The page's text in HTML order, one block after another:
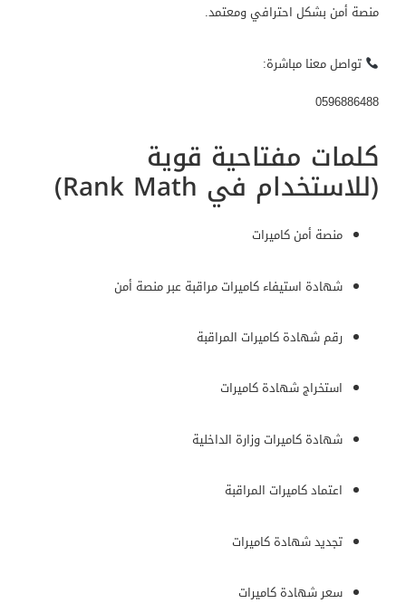
منصة أمن بشكل احترافي ومعتمد.
تواصل معنا مباشرة:
0596886488
كلمات مفتاحية قوية
(للاستخدام في Rank Math)
منصة أمن كاميرات
شهادة استيفاء كاميرات مراقبة عبر منصة أمن
رقم شهادة كاميرات المراقبة
استخراج شهادة كاميرات
شهادة كاميرات وزارة الداخلية
اعتماد كاميرات المراقبة
تجديد شهادة كاميرات
سعر شهادة كاميرات